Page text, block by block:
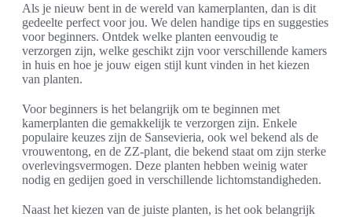
Als je nieuw bent in de wereld van kamerplanten, dan is dit
gedeelte perfect voor jou. We delen handige tips en suggesties
voor beginners. Ontdek welke planten eenvoudig te
verzorgen zijn, welke geschikt zijn voor verschillende kamers
in huis en hoe je jouw eigen stijl kunt vinden in het kiezen
van planten.
Voor beginners is het belangrijk om te beginnen met
kamerplanten die gemakkelijk te verzorgen zijn. Enkele
populaire keuzes zijn de Sansevieria, ook wel bekend als de
vrouwentong, en de ZZ-plant, die bekend staat om zijn sterke
overlevingsvermogen. Deze planten hebben weinig water
nodig en gedijen goed in verschillende lichtomstandigheden.
Naast het kiezen van de juiste planten, is het ook belangrijk